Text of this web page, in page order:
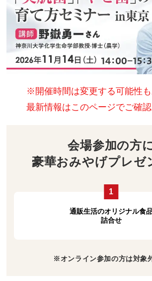
※開催時間は変更する可能性も
最新情報はこのページでご確認
会場参加の方
豪華おみやげプレゼ
1
通販生活のオリジナル食
詰合せ
※オンライン参加の方は対象